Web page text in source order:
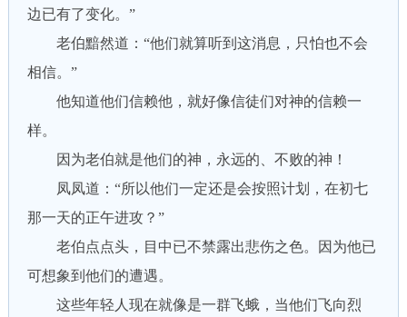
边已有了变化。”
老伯黯然道：“他们就算听到这消息，只怕也不会
相信。”
他知道他们信赖他，就好像信徒们对神的信赖一
样。
因为老伯就是他们的神，永远的、不败的神！
凤凤道：“所以他们一定还是会按照计划，在初七
那一天的正午进攻？”
老伯点点头，目中已不禁露出悲伤之色。因为他已
可想象到他们的遭遇。
这些年轻人现在就像是一群飞蛾，当他们飞向烈